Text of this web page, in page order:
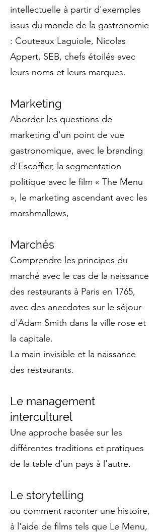
intellectuelle à partir d'exemples
issus du monde de la gastronomie
: Couteaux Laguiole, Nicolas
Appert, SEB, chefs étoilés avec
leurs noms et leurs marques.
Marketing
Aborder les questions de
marketing d'un point de vue
gastronomique, avec le branding
d'Escoffier, la segmentation
politique avec le film « The Menu
», le marketing ascendant avec les
marshmallows,
Marchés
Comprendre les principes du
marché avec le cas de la naissance
des restaurants à Paris en 1765,
avec des anecdotes sur le séjour
d'Adam Smith dans la ville rose et
la capitale.
La main invisible et la naissance
des restaurants.
Le management
interculturel
Une approche basée sur les
différentes traditions et pratiques
de la table d'un pays à l'autre.
Le storytelling
ou comment raconter une histoire,
à l'aide de films tels que Le Menu,